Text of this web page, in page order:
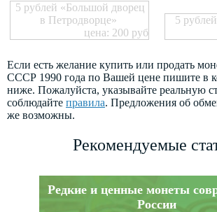
5 рублей «Большой дворец
в Петродворце»
цена: 200 руб
5
Если есть желание купить или продать
СССР 1990 года по Вашей цене пишите в
ниже. Пожалуйста, указывайте реальную
соблюдайте правила. Предложения об
же возможны.
Рекомендуемые
Редкие и ценные монеты
России